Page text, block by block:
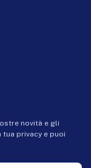
novità e gli
privacy e puoi